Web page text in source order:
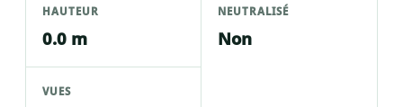
HAUTEUR
0.0 m
NEUTRALISÉ
Non
VUES